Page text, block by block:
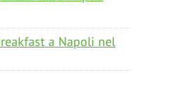
a Napoli nel